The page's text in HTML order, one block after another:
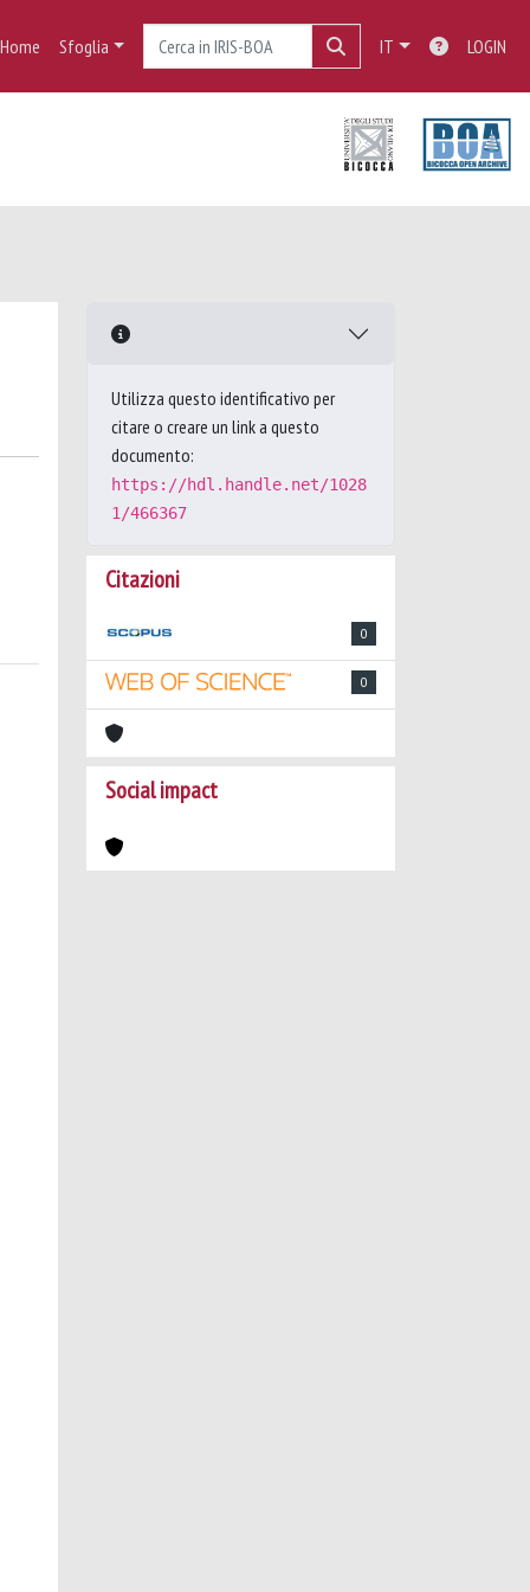
Home Sfoglia IT LOGIN
Utilizza questo identificativo per
citare o creare un link a questo
documento:
https://hdl.handle.net/1028
1/466367
Citazioni
0
0
Social impact